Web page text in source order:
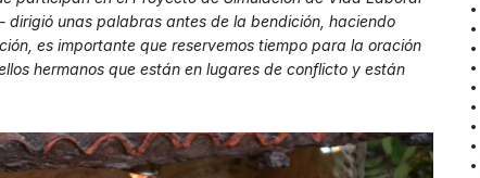
dirigió unas palabras antes de la bendición, haciendo
es importante que reservemos tiempo para la oración
hermanos que están en lugares de conflicto y están